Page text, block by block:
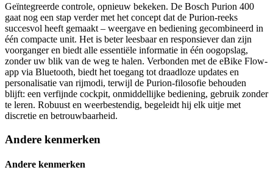
Geïntegreerde controle, opnieuw bekeken. De Bosch Purion 400
gaat nog een stap verder met het concept dat de Purion-reeks
succesvol heeft gemaakt – weergave en bediening gecombineerd in
één compacte unit. Het is beter leesbaar en responsiever dan zijn
voorganger en biedt alle essentiële informatie in één oogopslag,
zonder uw blik van de weg te halen. Verbonden met de eBike Flow-
app via Bluetooth, biedt het toegang tot draadloze updates en
personalisatie van rijmodi, terwijl de Purion-filosofie behouden
blijft: een verfijnde cockpit, onmiddellijke bediening, gebruik zonder
te leren. Robuust en weerbestendig, begeleidt hij elk uitje met
discretie en betrouwbaarheid.
Andere kenmerken
Andere kenmerken